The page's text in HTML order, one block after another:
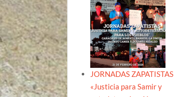
JORNADAS ZAPATISTAS
«Justicia para Samir y